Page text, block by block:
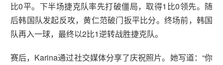
比0平。下半场捷克队率先打破僵局，取得1比0领先。随
后韩国队发起反攻，黄仁范破门扳平比分。终场前，韩国
队再入一球，最终以2比1逆转战胜捷克队。
赛后，Karina通过社交媒体分享了庆祝照片。她写道：“你